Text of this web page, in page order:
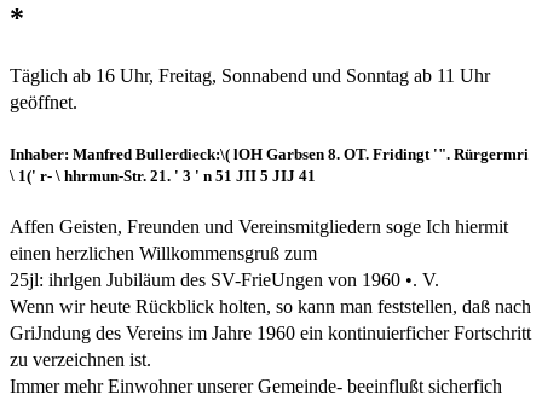
*
Täglich ab 16 Uhr, Freitag, Sonnabend und Sonntag ab 11 Uhr
geöffnet.
Inhaber: Manfred Bullerdieck:\( lOH Garbsen 8. OT. Fridingt '". Rürgermri
\ 1(' r- \ hhrmun-Str. 21. ' 3 ' n 51 JII 5 JIJ 41
Affen Geisten, Freunden und Vereinsmitgliedern soge Ich hiermit
einen herzlichen Willkommensgruß zum
25jl: ihrlgen Jubiläum des SV-FrieUngen von 1960 •. V.
Wenn wir heute Rückblick holten, so kann man feststellen, daß nach
GriJndung des Vereins im Jahre 1960 ein kontinuierficher Fortschritt
zu verzeichnen ist.
Immer mehr Einwohner unserer Gemeinde- beeinflußt sicherfich